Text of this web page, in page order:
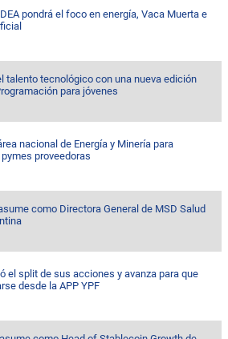
pondrá el foco en energía, Vaca Muerta e
talento tecnológico con una nueva edición
para jóvenes
nacional de Energía y Minería para
proveedoras
como Directora General de MSD Salud
el split de sus acciones y avanza para que
desde la APP YPF